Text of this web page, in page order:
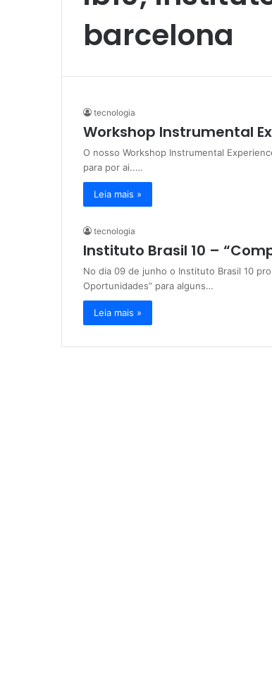
barcelona
tecnologia
Workshop Instrumental
O nosso Workshop Instrumental
para por ai..…
Leia mais »
tecnologia
Instituto Brasil 10 –
No dia 09 de junho o Instituto Brasil 10
Oportunidades” para alguns…
Leia mais »